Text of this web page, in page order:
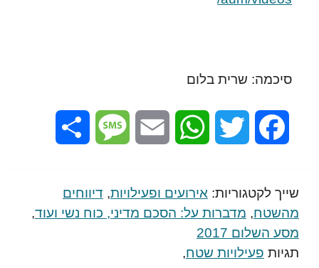
סיכמה: שרית בלום
Facebook
Twitter
WhatsApp
Email
Message
שייך לקטגוריות: אירועים ופעילויות, דיווחים
מהשטח, מדברות על: הסכם מדיני, כוח נשי ועוד,
מסע השלום 2017
תגיות פעילויות שטח,